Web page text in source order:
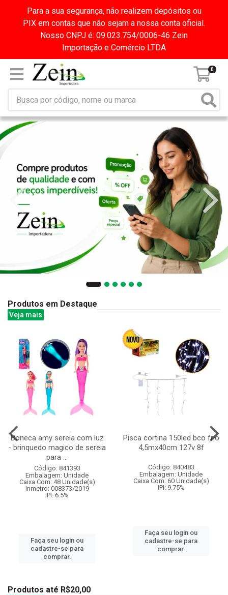
Para a sua segurança, não realizem depósitos ou
PIX em contas que não sejam a nossa conta oficial.
Nosso CNPJ é: 09.023.754/0006-46 Zein
Importação e Comércio LTDA
0
Produtos em Destaque
Veja mais
Boneca amy sereia com luz
- brinquedo magico de sereia
para ...
Código: 841393
Embalagem: Unidade
Caixa Com: 48 Unidade(s)
Inmetro: 008373/2019
IPI: 6.5%
Faça seu login ou
cadastre-se para
comprar.
Pisca cortina 150led bco frio
4,5mx40cm 127v 8f
Código: 840483
Embalagem: Unidade
Caixa Com: 60 Unidade(s)
IPI: 9.75%
Faça seu login ou
cadastre-se para
comprar.
Produtos até R$20,00